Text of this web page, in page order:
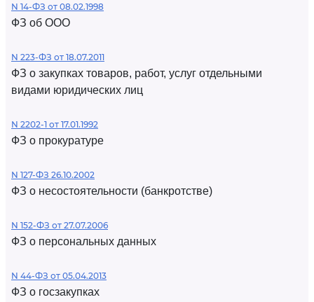
N 14-ФЗ от 08.02.1998
ФЗ об ООО
N 223-ФЗ от 18.07.2011
ФЗ о закупках товаров, работ, услуг отдельными
видами юридических лиц
N 2202-1 от 17.01.1992
ФЗ о прокуратуре
N 127-ФЗ 26.10.2002
ФЗ о несостоятельности (банкротстве)
N 152-ФЗ от 27.07.2006
ФЗ о персональных данных
N 44-ФЗ от 05.04.2013
ФЗ о госзакупках